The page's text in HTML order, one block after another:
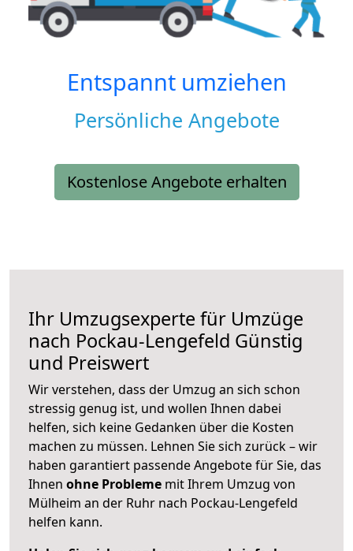
Entspannt umziehen
Persönliche Angebote
Kostenlose Angebote erhalten
Ihr Umzugsexperte für Umzüge
nach Pockau-Lengefeld Günstig
und Preiswert
Wir verstehen, dass der Umzug an sich schon
stressig genug ist, und wollen Ihnen dabei
helfen, sich keine Gedanken über die Kosten
machen zu müssen. Lehnen Sie sich zurück – wir
haben garantiert passende Angebote für Sie, das
Ihnen ohne Probleme mit Ihrem Umzug von
Mülheim an der Ruhr nach Pockau-Lengefeld
helfen kann.